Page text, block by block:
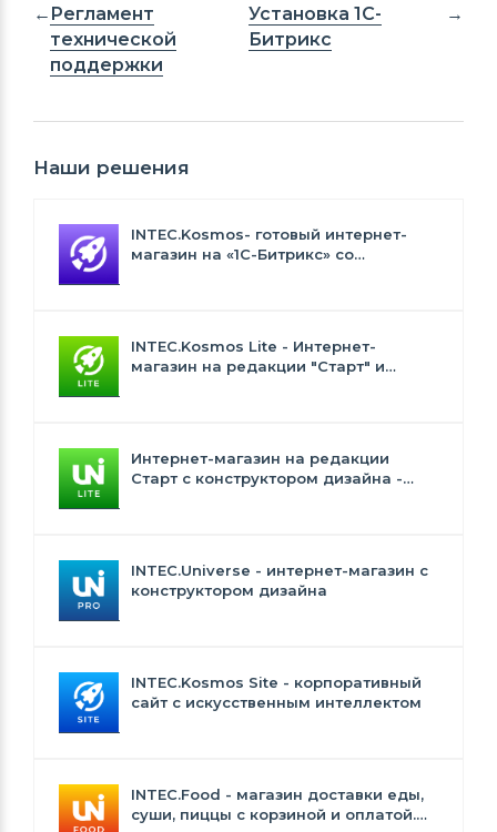
Регламент
технической
поддержки
Установка 1С-
Битрикс
Наши решения
INTEC.Kosmos- готовый интернет-
магазин на «1С-Битрикс» со
INTEC.Kosmos Lite - Интернет-
магазин на редакции "Старт" и
Интернет-магазин на редакции
Старт с конструктором дизайна -
INTEC.Universe - интернет-магазин с
конструктором дизайна
INTEC.Kosmos Site - корпоративный
сайт с искусственным интеллектом
INTEC.Food - магазин доставки еды,
суши, пиццы с корзиной и оплатой.